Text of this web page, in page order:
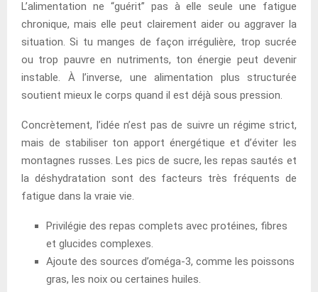
L’alimentation ne “guérit” pas à elle seule une fatigue
chronique, mais elle peut clairement aider ou aggraver la
situation. Si tu manges de façon irrégulière, trop sucrée
ou trop pauvre en nutriments, ton énergie peut devenir
instable. À l’inverse, une alimentation plus structurée
soutient mieux le corps quand il est déjà sous pression.
Concrètement, l’idée n’est pas de suivre un régime strict,
mais de stabiliser ton apport énergétique et d’éviter les
montagnes russes. Les pics de sucre, les repas sautés et
la déshydratation sont des facteurs très fréquents de
fatigue dans la vraie vie.
Privilégie des repas complets avec protéines, fibres
et glucides complexes.
Ajoute des sources d’oméga-3, comme les poissons
gras, les noix ou certaines huiles.